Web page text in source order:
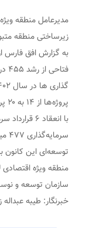
مدیرعامل منطقه
زیرساختی منطقه متبوعش
به گزارش افق فارس
با انعقاد
توسعه‌ای این
منطقه ویژه
سازمان توسعه و
خبرنگار: طیبه عبداله